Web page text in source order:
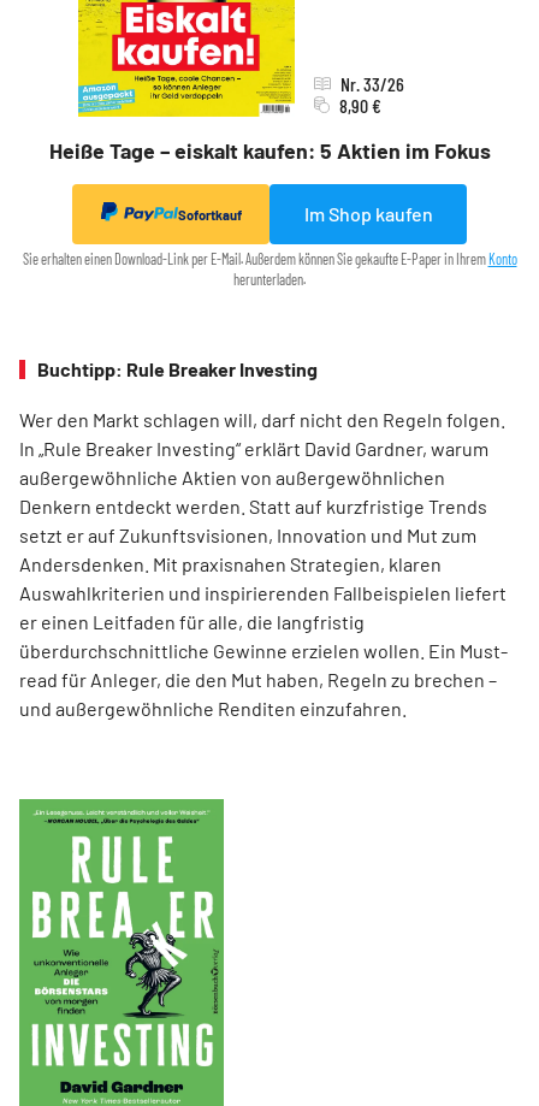
Heiße Tage – eiskalt kaufen: 5 Aktien im Fokus
Nr. 33/26
8,90 €
Sofortkauf Im Shop kaufen
Sie erhalten einen Download-Link per E-Mail. Außerdem können Sie gekaufte E-Paper in Ihrem Konto
herunterladen.
Buchtipp: Rule Breaker Investing
Wer den Markt schlagen will, darf nicht den Regeln folgen.
In „Rule Breaker Investing“ erklärt David Gardner, warum
außergewöhnliche Aktien von außer­gewöhnlichen
Denkern entdeckt werden. Statt auf kurzfristige Trends
setzt er auf Zukunftsvisionen, Innovation und Mut zum
Andersdenken. Mit praxisnahen Strategien, klaren
Auswahlkriterien und inspirierenden Fallbeispielen liefert
er einen Leit­faden für alle, die langfristig
überdurchschnittliche Gewinne erzielen wollen. Ein Must-
read für Anleger, die den Mut haben, Regeln zu brechen –
und außergewöhnliche Renditen einzufahren.